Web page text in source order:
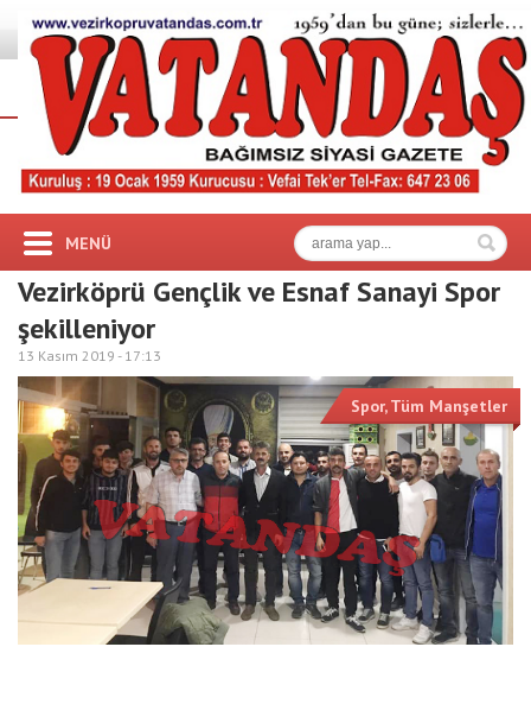
MENÜ
Vezirköprü Gençlik ve Esnaf Sanayi Spor
şekilleniyor
13 Kasım 2019 - 17:13
Spor,Tüm Manşetler